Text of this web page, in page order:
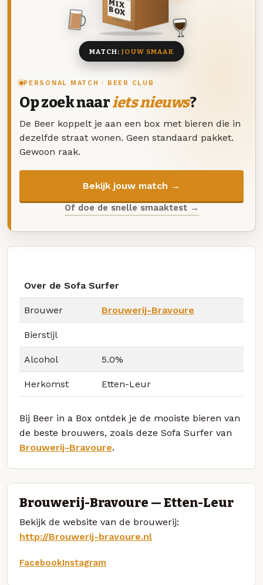
PERSONAL MATCH · BEER CLUB
Op zoek naariets nieuws?
De Beer koppelt je aan een box met bieren die in
dezelfde straat wonen. Geen standaard pakket.
Gewoon raak.
Bekijk jouw match →
Of doe de snelle smaaktest →
MIX
BOX
8 BIEREN
MATCH:JOUW SMAAK
Over de Sofa Surfer
Brouwer Brouwerij-Bravoure
Bierstijl
Alcohol 5.0%
Herkomst Etten-Leur
Bij Beer in a Box ontdek je de mooiste bieren van
de beste brouwers, zoals deze Sofa Surfer van
Brouwerij-Bravoure.
Brouwerij-Bravoure — Etten-Leur
Bekijk de website van de brouwerij:
http://Brouwerij-bravoure.nl
FacebookInstagram